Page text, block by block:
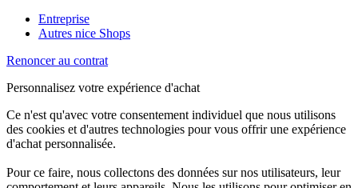
Entreprise
Autres nice Shops
Renoncer au contrat
Personnalisez votre expérience d'achat
Ce n'est qu'avec votre consentement individuel que nous utilisons
des cookies et d'autres technologies pour vous offrir une expérience
d'achat personnalisée.
Pour ce faire, nous collectons des données sur nos utilisateurs, leur